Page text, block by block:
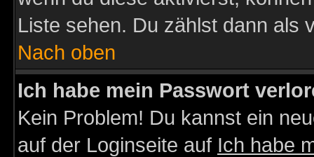
Liste sehen. Du zählst dann als
Nach oben
Ich habe mein Passwort
Kein Problem! Du kannst ein
auf der Loginseite auf Ich habe